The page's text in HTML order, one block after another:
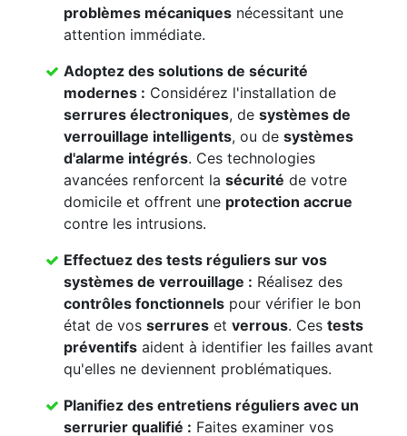
problèmes mécaniques nécessitant une
attention immédiate.
Adoptez des solutions de sécurité
modernes : Considérez l'installation de
serrures électroniques, de systèmes de
verrouillage intelligents, ou de systèmes
d'alarme intégrés. Ces technologies
avancées renforcent la sécurité de votre
domicile et offrent une protection accrue
contre les intrusions.
Effectuez des tests réguliers sur vos
systèmes de verrouillage : Réalisez des
contrôles fonctionnels pour vérifier le bon
état de vos serrures et verrous. Ces tests
préventifs aident à identifier les failles avant
qu'elles ne deviennent problématiques.
Planifiez des entretiens réguliers avec un
serrurier qualifié : Faites examiner vos